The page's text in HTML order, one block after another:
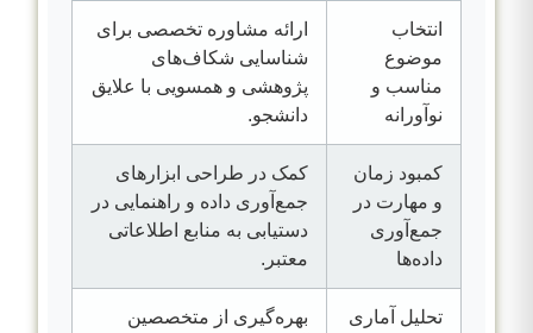
انتخاب
موضوع
مناسب و
نوآورانه
ارائه مشاوره تخصصی برای
شناسایی شکاف‌های
پژوهشی و همسویی با علایق
دانشجو.
کمبود زمان
و مهارت در
جمع‌آوری
داده‌ها
کمک در طراحی ابزارهای
جمع‌آوری داده و راهنمایی در
دستیابی به منابع اطلاعاتی
معتبر.
تحلیل آماری
بهره‌گیری از متخصصین